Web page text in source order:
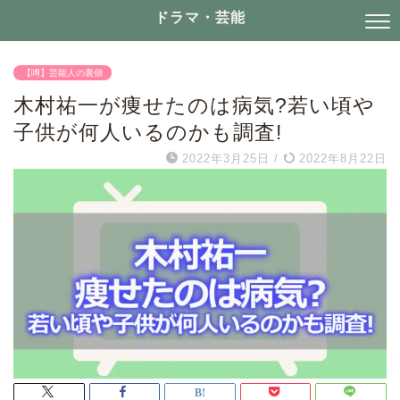
ドラマ・芸能
【噂】芸能人の裏側
木村祐一が痩せたのは病気?若い頃や
子供が何人いるのかも調査!
2022年3月25日 / 2022年8月22日